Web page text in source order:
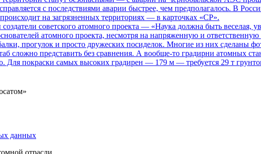
с последствиями аварии быстрее, чем предполагалось. В
на загрязненных территориях — в карточках «СР».
советского атомного проекта — «Наука должна быть веселая,
атомного проекта, несмотря на напряженную и
прогулок и просто дружеских посиделок. Многие из них сделаны
сложно представить без сравнения. А вообще-то градирни атомных
Для покраски самых высоких градирен — 179 м — требуется 29 т
данных